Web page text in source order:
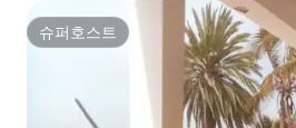
슈퍼호스트
슈퍼호스트